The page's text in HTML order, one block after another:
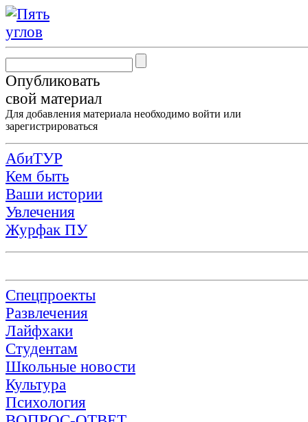
Опубликовать
свой материал
Для добавления материала необходимо войти или
зарегистрироваться
АбиТУР
Кем быть
Ваши истории
Увлечения
Журфак ПУ
Спецпроекты
Развлечения
Лайфхаки
Студентам
Школьные новости
Культура
Психология